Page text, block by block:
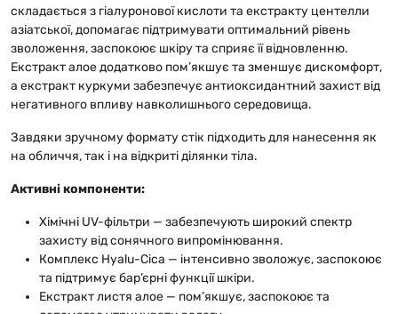
складається з гіалуронової кислоти та екстракту центелли
азіатської, допомагає підтримувати оптимальний рівень
зволоження, заспокоює шкіру та сприяє її відновленню.
Екстракт алое додатково пом’якшує та зменшує дискомфорт,
а екстракт куркуми забезпечує антиоксидантний захист від
негативного впливу навколишнього середовища.
Завдяки зручному формату стік підходить для нанесення як
на обличчя, так і на відкриті ділянки тіла.
Активні компоненти:
Хімічні UV-фільтри — забезпечують широкий спектр
захисту від сонячного випромінювання.
Комплекс Hyalu-Cica — інтенсивно зволожує, заспокоює
та підтримує бар’єрні функції шкіри.
Екстракт листя алое — пом’якшує, заспокоює та